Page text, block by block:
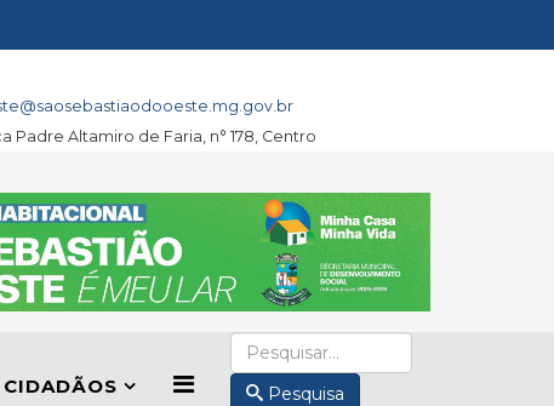
Padre Altamiro de Faria, n° 178, Centro
CIDADÃOS Pesquisa